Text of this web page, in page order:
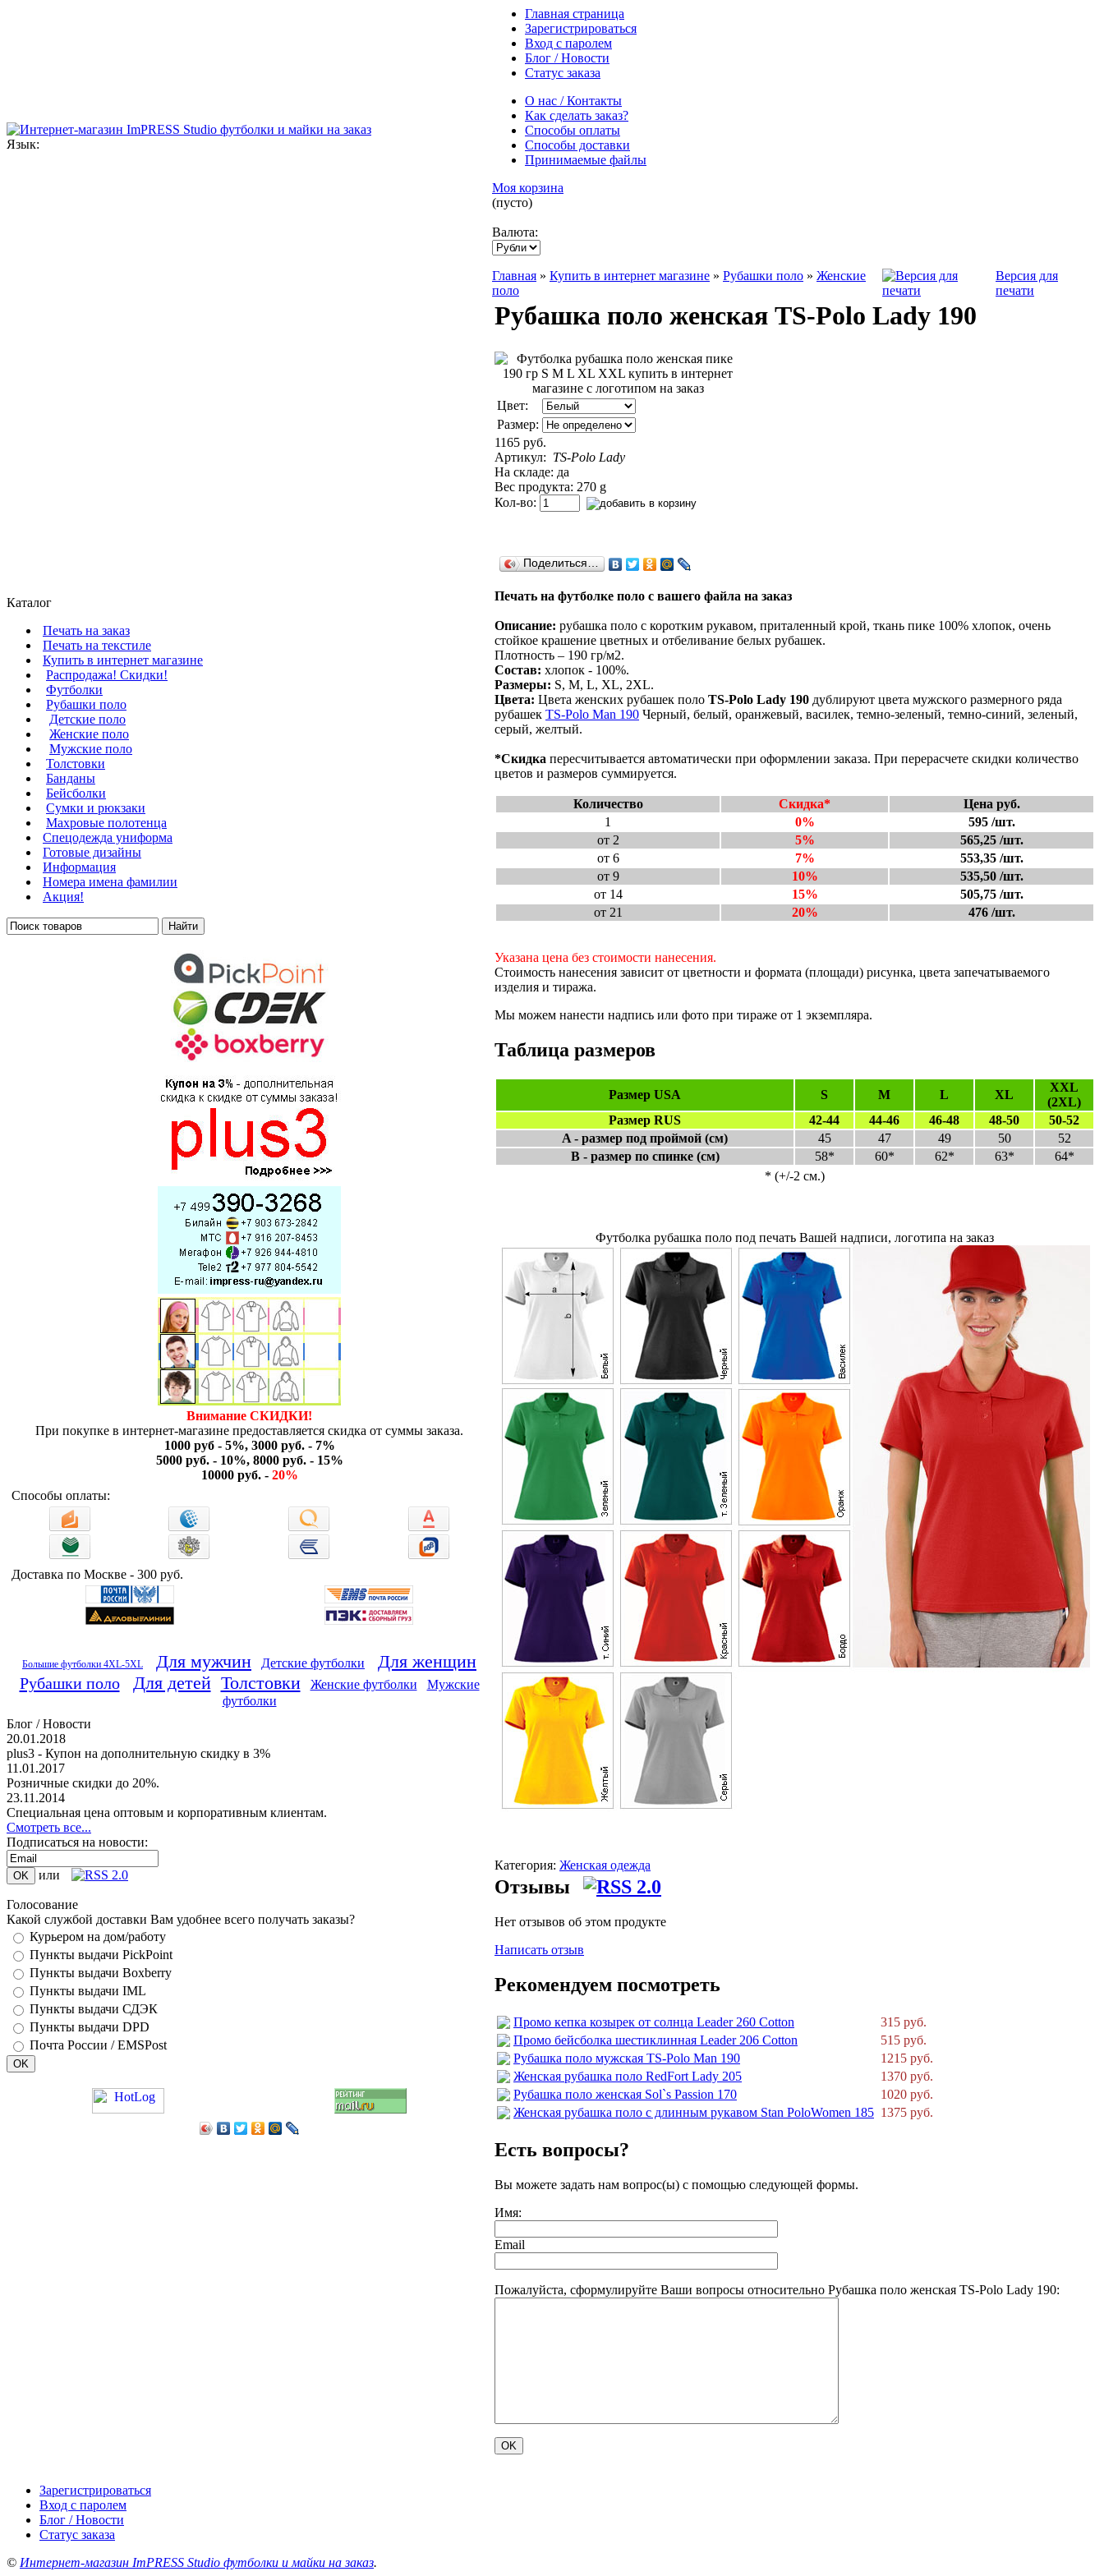
Язык:
Главная страница
Зарегистрироваться
Вход с паролем
Блог / Новости
Статус заказа
О нас / Контакты
Как сделать заказ?
Способы оплаты
Способы доставки
Принимаемые файлы
Моя корзина
(пусто)
Валюта:
Каталог
Печать на заказ
Печать на текстиле
Купить в интернет магазине
Распродажа! Скидки!
Футболки
Рубашки поло
Детские поло
Женские поло
Мужские поло
Толстовки
Банданы
Бейсболки
Сумки и рюкзаки
Махровые полотенца
Cпецодежда униформа
Готовые дизайны
Информация
Номера имена фамилии
Акция!
Внимание СКИДКИ!
При покупке в интернет-магазине предоставляется скидка от суммы заказа.
1000 руб - 5%, 3000 руб. - 7%
5000 руб. - 10%, 8000 руб. - 15%
10000 руб. - 20%
Способы оплаты:
Доставка по Москве - 300 руб.
Большие футболки 4XL-5XL Для мужчин Детские футболки Для женщин
Рубашки поло Для детей Толстовки Женские футболки
Мужские
футболки
Блог / Новости
20.01.2018
plus3 - Купон на дополнительную скидку в 3%
11.01.2017
Розничные скидки до 20%.
23.11.2014
Специальная цена оптовым и корпоративным клиентам.
Смотреть все...
Подписаться на новости:
или
Голосование
Какой службой доставки Вам удобнее всего получать заказы?
Курьером на дом/работу
Пункты выдачи PickPoint
Пункты выдачи Boxberry
Пункты выдачи IML
Пункты выдачи СДЭК
Пункты выдачи DPD
Почта России / EMSPost
Главная » Купить в интернет магазине » Рубашки поло » Женские
поло
Версия для
печати
Рубашка поло женская TS-Polo Lady 190
Цвет:
Размер:
1165 руб.
Артикул: TS-Polo Lady
На складе: да
Вес продукта: 270 g
Кол-во:
Поделиться…
Печать на футболке поло с вашего файла на заказ
Описание: рубашка поло с коротким рукавом, приталенный крой, ткань пике 100% хлопок, очень
стойкое крашение цветных и отбеливание белых рубашек.
Плотность – 190 гр/м2.
Состав: хлопок - 100%.
Размеры: S, M, L, XL, 2XL.
Цвета: Цвета женских рубашек поло TS-Polo Lady 190 дублируют цвета мужского размерного ряда
рубашек TS-Polo Man 190 Черный, белый, оранжевый, василек, темно-зеленый, темно-синий, зеленый,
серый, желтый.
*Скидка пересчитывается автоматически при оформлении заказа. При перерасчете скидки количество
цветов и размеров суммируется.
Количество Скидка*
Цена руб.
1
0%
595 /шт.
от 2
5%
565,25 /шт.
от 6
7%
553,35 /шт.
от 9
10%
535,50 /шт.
от 14
15%
505,75 /шт.
от 21
20% 476 /шт.
Указана цена без стоимости нанесения.
Стоимость нанесения зависит от цветности и формата (площади) рисунка, цвета запечатываемого
изделия и тиража.
Мы можем нанести надпись или фото при тираже от 1 экземпляра.
Таблица размеров
Размер USA S M L XL
XXL
(2XL)
Размер RUS
42-44 44-46 46-48 48-50
50-52
A - размер под проймой (см)
45 47 49 50
52
B - размер по спинке (см)
58* 60* 62* 63*
64*
* (+/-2 см.)
Футболка рубашка поло под печать Вашей надписи, логотипа на заказ
Категория: Женская одежда
Отзывы
Нет отзывов об этом продукте
Написать отзыв
Рекомендуем посмотреть
Промо кепка козырек от солнца Leader 260 Cotton
315 руб.
Промо бейсболка шестиклинная Leader 206 Cotton
515 руб.
Рубашка поло мужская TS-Polo Man 190
1215 руб.
Женская рубашка поло RedFort Lady 205
1370 руб.
Рубашка поло женская Sol`s Passion 170
1020 руб.
Женская рубашка поло с длинным рукавом Stan PoloWomen 185 1375 руб.
Есть вопросы?
Вы можете задать нам вопрос(ы) с помощью следующей формы.
Имя:
Email
Пожалуйста, сформулируйте Ваши вопросы относительно Рубашка поло женская TS-Polo Lady 190:
Зарегистрироваться
Вход с паролем
Блог / Новости
Статус заказа
© Интернет-магазин ImPRESS Studio футболки и майки на заказ.